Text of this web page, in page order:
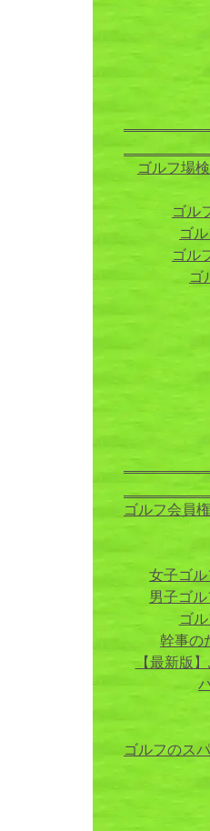
ゴルフ場
ゴル
ゴ
ゴル
ゴ
ゴルフ会員
女子ゴ
男子ゴ
ゴ
幹事の
【最新版
ゴルフのス